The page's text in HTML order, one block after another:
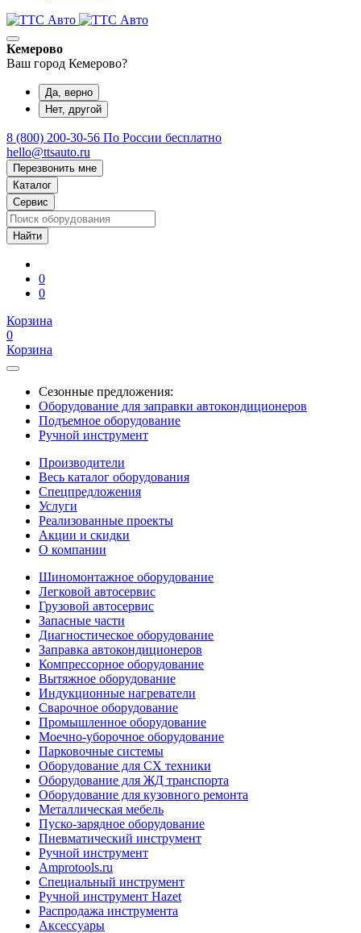
Кемерово
Ваш город Кемерово?
Да, верно
Нет, другой
8 (800) 200-30-56 По России бесплатно
hello@ttsauto.ru
Перезвонить мне
Каталог
Сервис
0
0
Корзина
0
Корзина
Сезонные предложения:
Оборудование для заправки автокондиционеров
Подъемное оборудование
Ручной инструмент
Производители
Весь каталог оборудования
Спецпредложения
Услуги
Реализованные проекты
Акции и скидки
О компании
Шиномонтажное оборудование
Легковой автосервис
Грузовой автосервис
Запасные части
Диагностическое оборудование
Заправка автокондиционеров
Компрессорное оборудование
Вытяжное оборудование
Индукционные нагреватели
Сварочное оборудование
Промышленное оборудование
Моечно-уборочное оборудование
Парковочные системы
Оборудование для СХ техники
Оборудование для ЖД транспорта
Оборудование для кузовного ремонта
Металлическая мебель
Пуско-зарядное оборудование
Пневматический инструмент
Ручной инструмент
Amprotools.ru
Специальный инструмент
Ручной инструмент Hazet
Распродажа инструмента
Аксессуары